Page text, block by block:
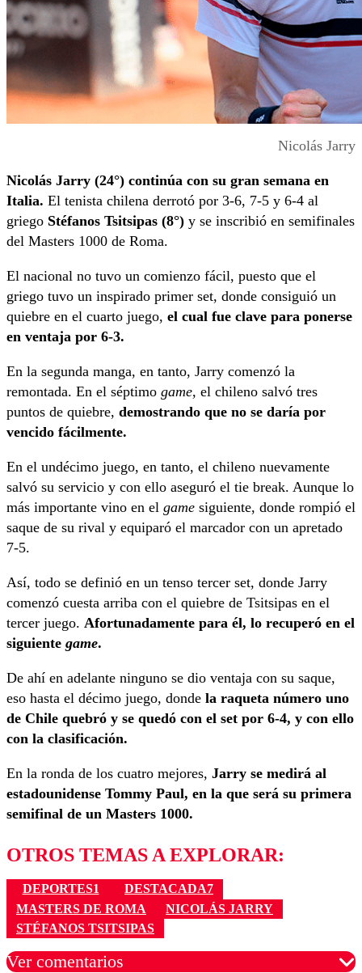
Nicolás Jarry
Nicolás Jarry (24°) continúa con su gran semana en
Italia. El tenista chilena derrotó por 3-6, 7-5 y 6-4 al
griego Stéfanos Tsitsipas (8°) y se inscribió en semifinales
del Masters 1000 de Roma.
El nacional no tuvo un comienzo fácil, puesto que el
griego tuvo un inspirado primer set, donde consiguió un
quiebre en el cuarto juego, el cual fue clave para ponerse
en ventaja por 6-3.
En la segunda manga, en tanto, Jarry comenzó la
remontada. En el séptimo game, el chileno salvó tres
puntos de quiebre, demostrando que no se daría por
vencido fácilmente.
En el undécimo juego, en tanto, el chileno nuevamente
salvó su servicio y con ello aseguró el tie break. Aunque lo
más importante vino en el game siguiente, donde rompió el
saque de su rival y equiparó el marcador con un apretado
7-5.
Así, todo se definió en un tenso tercer set, donde Jarry
comenzó cuesta arriba con el quiebre de Tsitsipas en el
tercer juego. Afortunadamente para él, lo recuperó en el
siguiente game.
De ahí en adelante ninguno se dio ventaja con su saque,
eso hasta el décimo juego, donde la raqueta número uno
de Chile quebró y se quedó con el set por 6-4, y con ello
con la clasificación.
En la ronda de los cuatro mejores, Jarry se medirá al
estadounidense Tommy Paul, en la que será su primera
semifinal de un Masters 1000.
OTROS TEMAS A EXPLORAR:
DEPORTES1
DESTACADA7
MASTERS DE ROMA
NICOLÁS JARRY
STÉFANOS TSITSIPAS
Ver comentarios